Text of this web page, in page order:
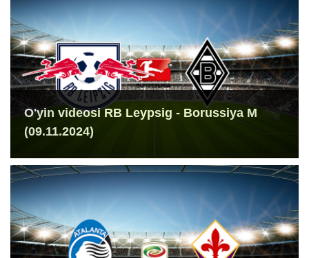
O'yin videosi RB Leypsig - Borussiya M
(09.11.2024)